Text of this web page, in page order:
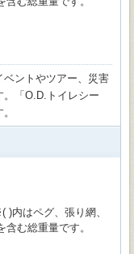
ントやツアー、災害
「O.D.トイレシー
)内はペグ、張り網、
含む総重量です。